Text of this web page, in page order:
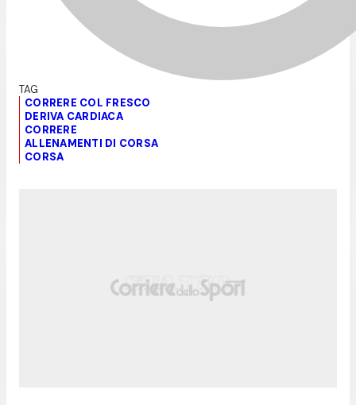
CORRERE COL FRESCO
DERIVA CARDIACA
CORRERE
ALLENAMENTI DI CORSA
CORSA